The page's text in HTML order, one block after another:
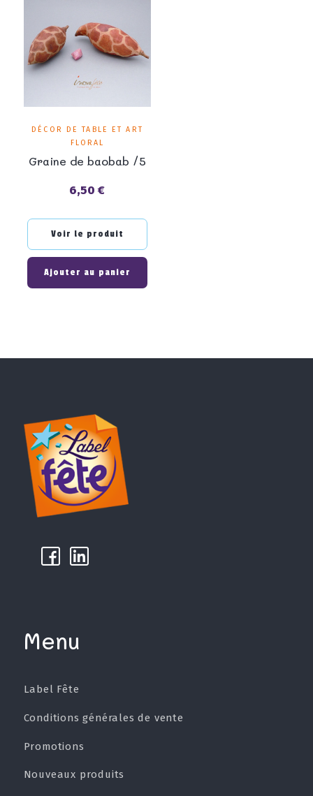
DÉCOR DE TABLE ET ART
FLORAL
Graine de baobab /5
Prix
6,50 €
Voir le produit
Ajouter au panier
k µ
Menu
Label Fête
Conditions générales de vente
Promotions
Nouveaux produits